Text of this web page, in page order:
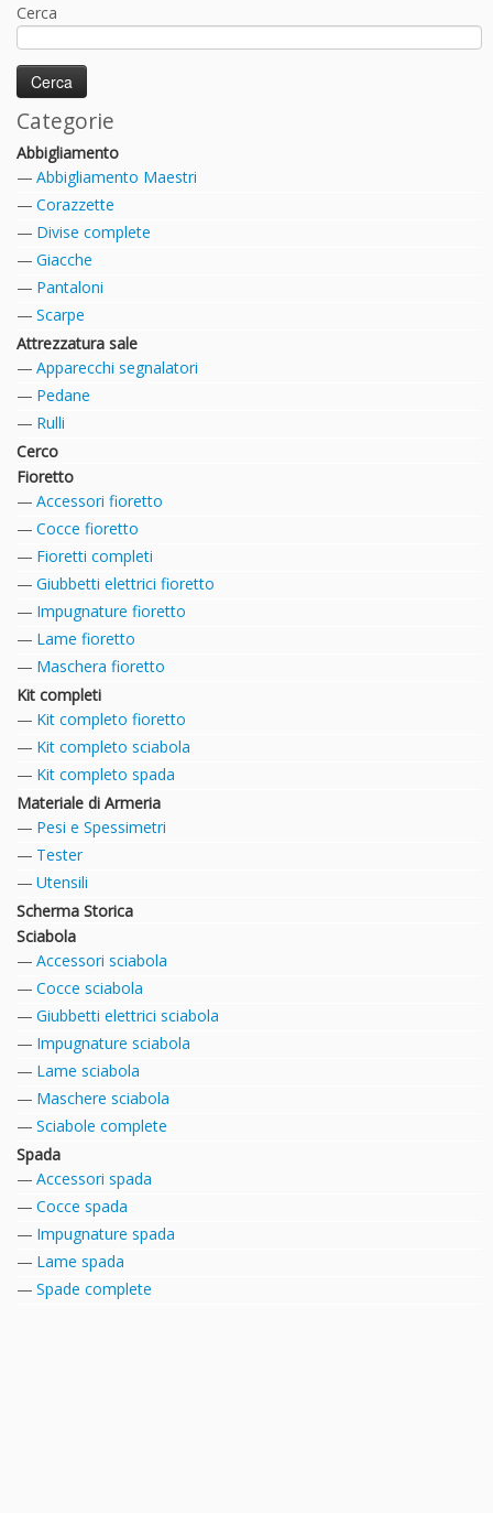
Cerca
Categorie
Abbigliamento
Abbigliamento Maestri
Corazzette
Divise complete
Giacche
Pantaloni
Scarpe
Attrezzatura sale
Apparecchi segnalatori
Pedane
Rulli
Cerco
Fioretto
Accessori fioretto
Cocce fioretto
Fioretti completi
Giubbetti elettrici fioretto
Impugnature fioretto
Lame fioretto
Maschera fioretto
Kit completi
Kit completo fioretto
Kit completo sciabola
Kit completo spada
Materiale di Armeria
Pesi e Spessimetri
Tester
Utensili
Scherma Storica
Sciabola
Accessori sciabola
Cocce sciabola
Giubbetti elettrici sciabola
Impugnature sciabola
Lame sciabola
Maschere sciabola
Sciabole complete
Spada
Accessori spada
Cocce spada
Impugnature spada
Lame spada
Spade complete